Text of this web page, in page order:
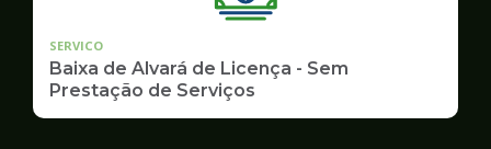
SERVICO
Baixa de Alvará de Licença - Sem
Prestação de Serviços